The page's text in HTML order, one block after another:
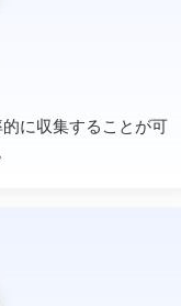
に収集することが可